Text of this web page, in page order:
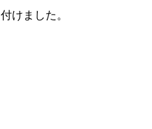
けました。